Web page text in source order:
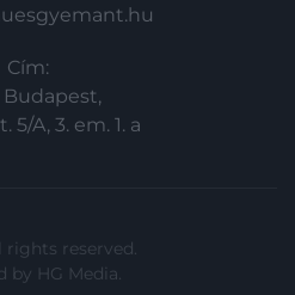
Cím:
Budapest,
5/A, 3. em. 1. a
rights reserved.
by HG Media.